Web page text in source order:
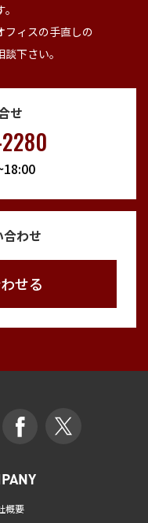
フィスの手直しの
下さい。
せ
わせ
せる
概要